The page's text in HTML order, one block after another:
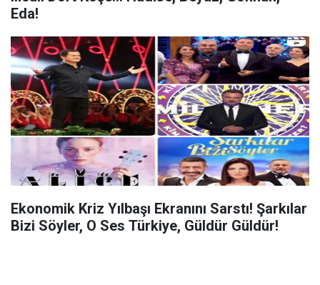
Eda!
Ekonomik Kriz Yılbaşı Ekranını Sarstı! Şarkılar
Bizi Söyler, O Ses Türkiye, Güldür Güldür!